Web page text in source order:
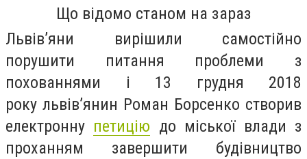
Що відомо станом на зараз
Львів’яни вирішили самостійно
порушити питання проблеми з
похованнями і 13 грудня 2018
року львів’янин Роман Борсенко створив
електронну петицію до міської влади з
проханням завершити будівництво